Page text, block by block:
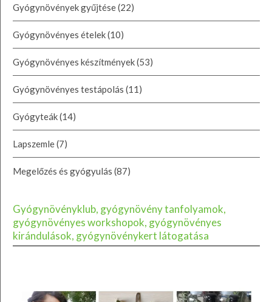
Gyógynövények gyűjtése(22)
Gyógynövényes ételek(10)
Gyógynövényes készítmények(53)
Gyógynövényes testápolás (11)
Gyógyteák(14)
Lapszemle(7)
Megelőzés és gyógyulás (87)
Gyógynövényklub, gyógynövény tanfolyamok,
gyógynövényes workshopok, gyógynövényes
kirándulások, gyógynövénykert látogatása